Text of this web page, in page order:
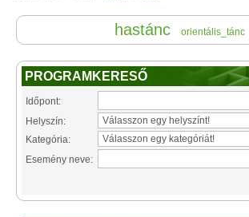
hastánc orientális_tánc
PROGRAMKERESŐ
Időpont:
Helyszín:
Kategória:
Esemény neve: